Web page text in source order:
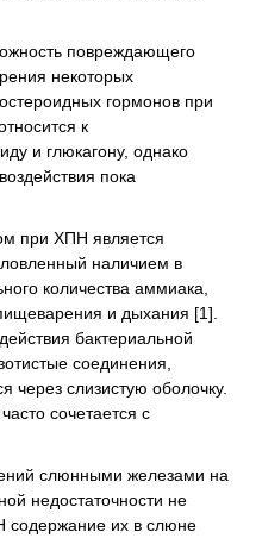
повреждающего
некоторых
гормонов при
к
и глюкагону, однако
пока
при ХПН является
наличием в
количества аммиака,
и дыхания [1].
бактериальной
соединения,
через слизистую оболочку.
сочетается с
слюнными железами на
недостаточности не
содержание их в слюне